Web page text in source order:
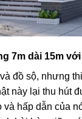
7m dài 15m
đồ sộ, nhưng
này lại thu hút
hấp dẫn của